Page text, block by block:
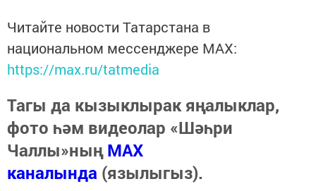
Читайте новости Татарстана в
национальном мессенджере MАХ:
https://max.ru/tatmedia
Тагы да кызыклырак яңалыклар,
фото һәм видеолар «Шәһри
Чаллы»ныңMAX
каналында (язылыгыз).